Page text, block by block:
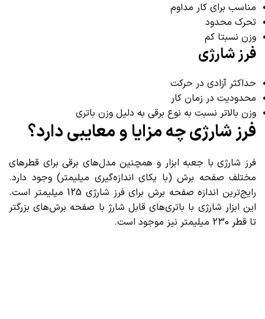
مناسب برای کار مداوم
تحرک محدود
وزن نسبتا کم
فرز شارژی
حداکثر آزادی در حرکت
محدودیت در زمان کار
وزن بالاتر نسبت به نوع برقی به دلیل وزن باتری
فرز شارژی چه مزایا و معایبی دارد؟
فرز شارژی با جعبه ابزار و همچنین مدل‌های برقی برای قطرهای
مختلف صفحه برش (با یکای اندازه‌گیری میلیمتر) وجود دارد.
رایج‌ترین اندازه صفحه برش برای فرز شارژی 125 میلیمتر است.
این ابزار شارژی با باتری‌های قابل شارژ با صفحه برش‌های بزرگتر
تا قطر 230 میلیمتر نیز موجود است.